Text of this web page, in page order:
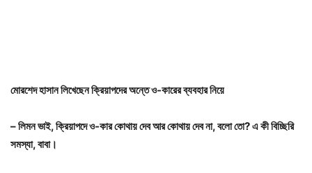
মোরশেদ হাসান লিখেছেন ক্রিয়াপদের অন্তে ও-কারের ব্যবহার নিয়ে
– লিমন ভাই, ক্রিয়াপদে ও-কার কোথায় দেব আর কোথায় দেব না, বলো তো? এ কী বিচ্ছিরি
সমস্যা, বাবা।